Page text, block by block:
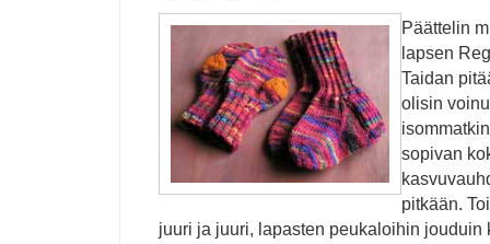
Päättelin
lapsen
Taidan
olisin
sopivan
pitkään.
juuri ja juuri, lapasten peukaloihin jouduin